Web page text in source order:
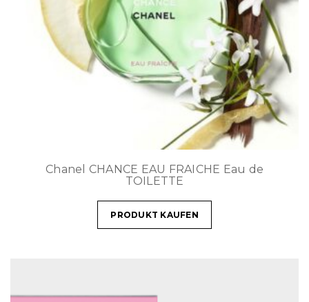
Chanel CHANCE EAU FRAICHE Eau de
TOILETTE
PRODUKT KAUFEN